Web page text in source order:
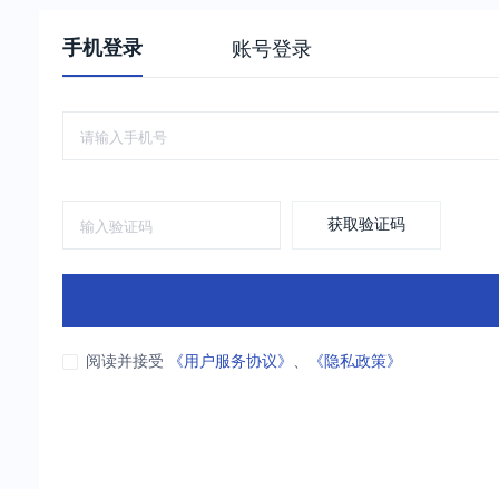
手机登录 账号登录
获取验证码
阅读并接受 《用户服务协议》 、 《隐私政策》